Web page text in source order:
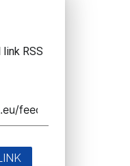
RSS